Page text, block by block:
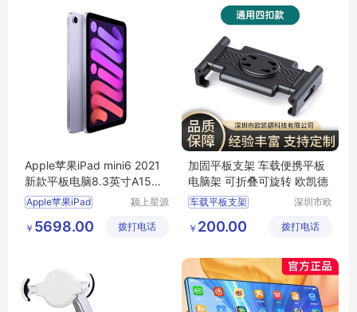
Apple苹果iPad mini6 2021
新款平板电脑8.3英寸A15芯
片全面屏
Apple苹果iPad
颍上星源
有限公司
￥ 5698.00 拨打电话
加固平板支架 车载便携平板
电脑架 可折叠可旋转 欧凯德
车载平板支架
平板电脑支架
车载电脑支架
深圳市欧
有限公司
￥ 200.00 拨打电话